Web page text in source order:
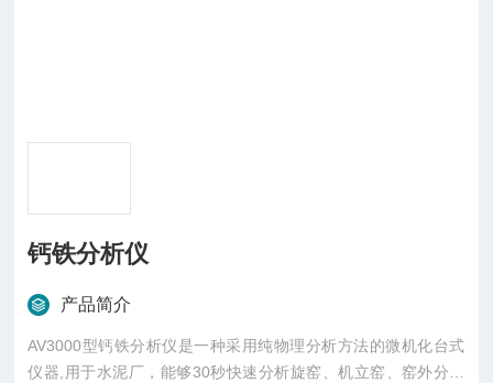
钙铁分析仪
产品简介
AV3000型钙铁分析仪是一种采用纯物理分析方法的微机化台式
仪器,用于水泥厂，能够30秒快速分析旋窑、机立窑、窑外分解